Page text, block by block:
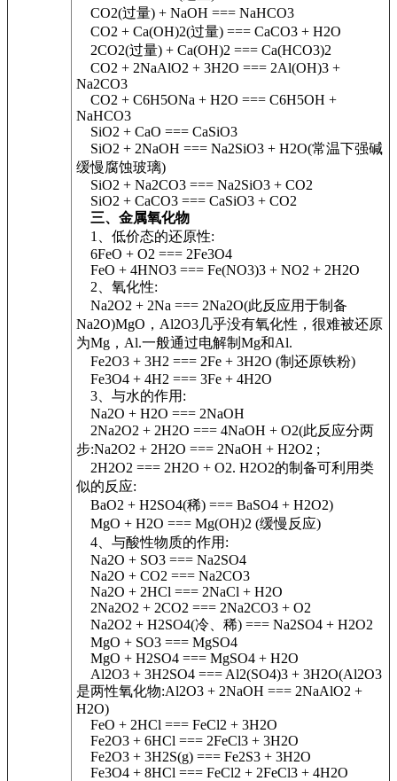
CO2(过量) + NaOH === NaHCO3
CO2 + Ca(OH)2(过量) === CaCO3 + H2O
2CO2(过量) + Ca(OH)2 === Ca(HCO3)2
CO2 + 2NaAlO2 + 3H2O === 2Al(OH)3 +
Na2CO3
CO2 + C6H5ONa + H2O === C6H5OH +
NaHCO3
SiO2 + CaO === CaSiO3
SiO2 + 2NaOH === Na2SiO3 + H2O(常温下强碱
缓慢腐蚀玻璃)
SiO2 + Na2CO3 === Na2SiO3 + CO2
SiO2 + CaCO3 === CaSiO3 + CO2
三、金属氧化物
1、低价态的还原性:
6FeO + O2 === 2Fe3O4
FeO + 4HNO3 === Fe(NO3)3 + NO2 + 2H2O
2、氧化性:
Na2O2 + 2Na === 2Na2O(此反应用于制备
Na2O)MgO，Al2O3几乎没有氧化性，很难被还原
为Mg，Al.一般通过电解制Mg和Al.
Fe2O3 + 3H2 === 2Fe + 3H2O (制还原铁粉)
Fe3O4 + 4H2 === 3Fe + 4H2O
3、与水的作用:
Na2O + H2O === 2NaOH
2Na2O2 + 2H2O === 4NaOH + O2(此反应分两
步:Na2O2 + 2H2O === 2NaOH + H2O2 ;
2H2O2 === 2H2O + O2. H2O2的制备可利用类
似的反应:
BaO2 + H2SO4(稀) === BaSO4 + H2O2)
MgO + H2O === Mg(OH)2 (缓慢反应)
4、与酸性物质的作用:
Na2O + SO3 === Na2SO4
Na2O + CO2 === Na2CO3
Na2O + 2HCl === 2NaCl + H2O
2Na2O2 + 2CO2 === 2Na2CO3 + O2
Na2O2 + H2SO4(冷、稀) === Na2SO4 + H2O2
MgO + SO3 === MgSO4
MgO + H2SO4 === MgSO4 + H2O
Al2O3 + 3H2SO4 === Al2(SO4)3 + 3H2O(Al2O3
是两性氧化物:Al2O3 + 2NaOH === 2NaAlO2 +
H2O)
FeO + 2HCl === FeCl2 + 3H2O
Fe2O3 + 6HCl === 2FeCl3 + 3H2O
Fe2O3 + 3H2S(g) === Fe2S3 + 3H2O
Fe3O4 + 8HCl === FeCl2 + 2FeCl3 + 4H2O